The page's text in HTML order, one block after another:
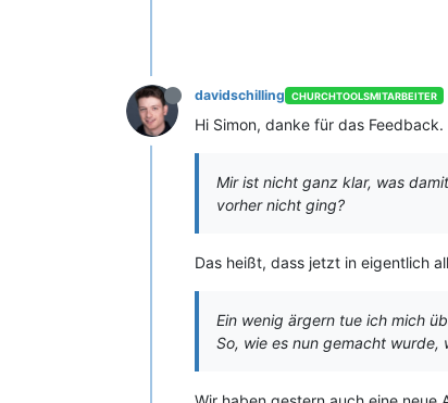
davidschilling CHURCHTOOLSMITARBEITER
Hi Simon, danke für das Feedback.
Mir ist nicht ganz klar, was
vorher nicht ging?
Das heißt, dass jetzt in eigentlich
Ein wenig ärgern tue ich mich
So, wie es nun gemacht